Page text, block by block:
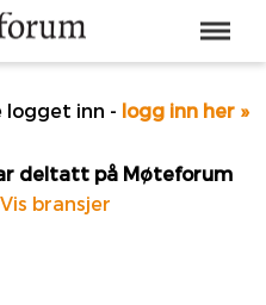
logget inn - logg inn her »
deltatt på Møteforum
Vis bransjer